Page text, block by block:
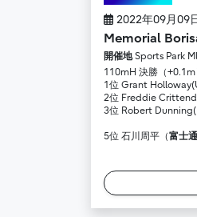
2022年09月09
Memorial
開催地Sports Park
110mH 決勝（+0.1m
1位 Grant
2位 Freddie
3位 Robert
5位 石川周平（富士通